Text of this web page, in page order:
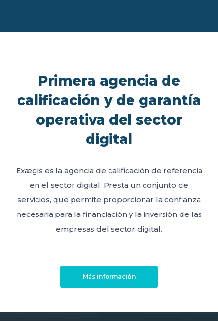
Primera agencia de
calificación y de garantía
operativa del sector
digital
Exægis es la agencia de calificación de referencia
en el sector digital. Presta un conjunto de
servicios, que permite proporcionar la confianza
necesaria para la financiación y la inversión de las
empresas del sector digital.
Más información